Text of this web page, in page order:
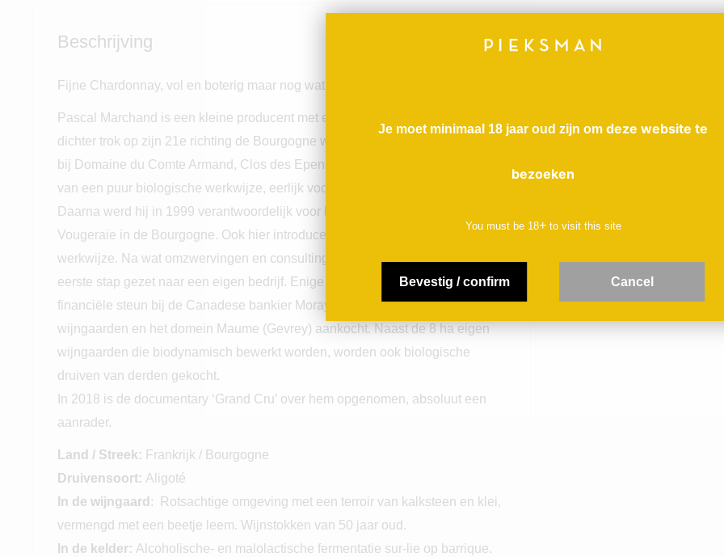
Beschrijving
Fijne Chardonnay, vol en boterig maar nog wat frisheid.
Pascal Marchand is een kleine producent met een grote naam. De Canadese
dichter trok op zijn 21e richting de Bourgogne waar hij in 1985 wijnmaker was
bij Domaine du Comte Armand, Clos des Epeneaux. Hier raakte hij overtuigd
van een puur biologische werkwijze, eerlijk voor het land en de druiven.
Daarna werd hij in 1999 verantwoordelijk voor het nieuwe Domaine de la
Vougeraie in de Bourgogne. Ook hier introduceerde hij de biologische
werkwijze. Na wat omzwervingen en consulting klussen, werd in 2006 een
eerste stap gezet naar een eigen bedrijf. Enige jaren later (2010) vond hij
financiële steun bij de Canadese bankier Moray Tawse, die tevens enige
wijngaarden en het domein Maume (Gevrey) aankocht. Naast de 8 ha eigen
wijngaarden die biodynamisch bewerkt worden, worden ook biologische
druiven van derden gekocht.
In 2018 is de documentary ‘Grand Cru’ over hem opgenomen, absoluut een
aanrader.
Land / Streek: Frankrijk / Bourgogne
Druivensoort: Aligoté
In de wijngaard : Rotsachtige omgeving met een terroir van kalksteen en klei,
vermengd met een beetje leem. Wijnstokken van 50 jaar oud.
In de kelder: Alcoholische- en malolactische fermentatie sur-lie op barrique.
Je moet minimaal 18 jaar oud zijn om deze website te
bezoeken
You must be 18+to visit this site
Bevestig / confirm Cancel